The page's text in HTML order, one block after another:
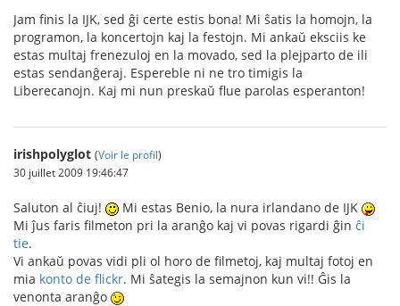
Jam finis la IJK, sed ĝi certe estis bona! Mi ŝatis la homojn, la
programon, la koncertojn kaj la festojn. Mi ankaŭ eksciis ke
estas multaj frenezuloj en la movado, sed la plejparto de ili
estas sendanĝeraj. Espereble ni ne tro timigis la
Liberecanojn. Kaj mi nun preskaŭ flue parolas esperanton!
irishpolyglot (Voir le profil)
30 juillet 2009 19:46:47
Saluton al ĉiuj!
Mi estas Benio, la nura irlandano de IJK
Mi ĵus faris filmeton pri la aranĝo kaj vi povas rigardi ĝin ĉi
tie.
Vi ankaŭ povas vidi pli ol horo de filmetoj, kaj multaj fotoj en
mia konto de flickr. Mi ŝategis la semajnon kun vi!! Ĝis la
venonta aranĝo